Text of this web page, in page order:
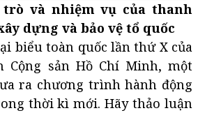
và nhiệm vụ của thanh
dựng và bảo vệ tổ quốc
biểu toàn quốc lần thứ X của
Cộng sản Hồ Chí Minh, một
ra chương trình hành động
thời kì mới. Hãy thảo luận